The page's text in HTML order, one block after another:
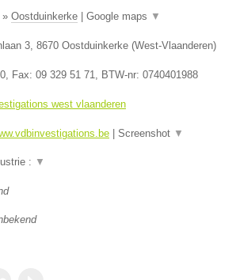
» Oostduinkerke Google maps ▼
3, 8670 Oostduinkerke (West-Vlaanderen)
, Fax: 09 329 51 71, BTW-nr: 0740401988
west vlaanderen
Screenshot ▼
: ▼